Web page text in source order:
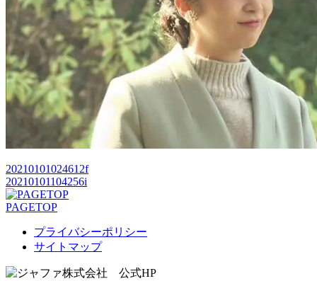
20210101024612f
20210101104256i
PAGETOP
プライバシーポリシー
サイトマップ